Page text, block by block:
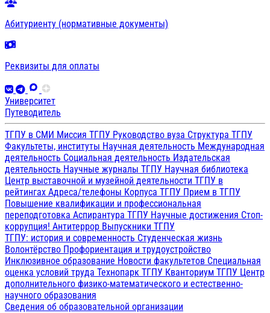
Абитуриенту (нормативные документы)
Реквизиты для оплаты
Университет
Путеводитель
ТГПУ в СМИ Миссия ТГПУ Руководство вуза Структура ТГПУ
Факультеты, институты Научная деятельность Международная
деятельность Социальная деятельность Издательская
деятельность Научные журналы ТГПУ Научная библиотека
Центр выставочной и музейной деятельности ТГПУ в
рейтингах Адреса/телефоны Корпуса ТГПУ Прием в ТГПУ
Повышение квалификации и профессиональная
переподготовка Аспирантура ТГПУ Научные достижения Стоп-
коррупция! Антитеррор Выпускники ТГПУ
ТГПУ: история и современность Студенческая жизнь
Волонтёрство Профориентация и трудоустройство
Инклюзивное образование Новости факультетов Специальная
оценка условий труда Технопарк ТГПУ Кванториум ТГПУ Центр
дополнительного физико-математического и естественно-
научного образования
Сведения об образовательной организации